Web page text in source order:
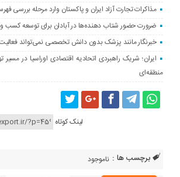
مذاکرات تجارت آزاد ایران و پاکستان وارد مرحله بررسی
ضرورت حضور شتاب ‌دهنده‌ها در آبادان برای توسعه کسب‌ و
خبرنگار مانند پزشک بدون دانش تخصصی نمی‌تواند
ایران؛ شریک راهبردی اتحادیه اقتصادی اوراسیا در
منطقه‌ای
لینک کوتاه
برچسب ها : ناموجود